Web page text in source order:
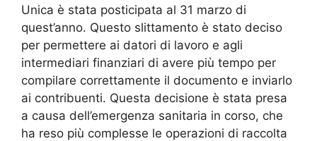
Unica è stata posticipata al 31 marzo di
quest’anno. Questo slittamento è stato deciso
per permettere ai datori di lavoro e agli
intermediari finanziari di avere più tempo per
compilare correttamente il documento e inviarlo
ai contribuenti. Questa decisione è stata presa
a causa dell’emergenza sanitaria in corso, che
ha reso più complesse le operazioni di raccolta